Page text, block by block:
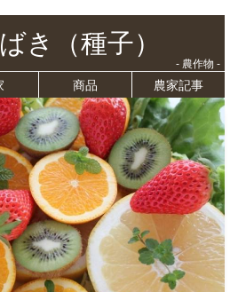
き（種子）
- 農作物 -
商品 農家記事